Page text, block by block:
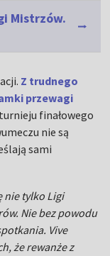
Mistrzów.
Z trudnego
przewagi
finałowego
nie są
sami
nie tylko Ligi
Nie bez powodu
Vive
że rewanże z